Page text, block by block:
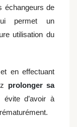
échangeurs de
permet un
utilisation du
en effectuant
prolonger sa
d’avoir à